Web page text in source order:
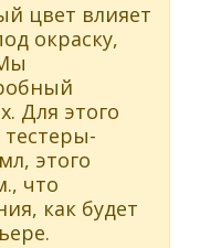
цвет влияет
окраску,
Для этого
этого
что
как будет